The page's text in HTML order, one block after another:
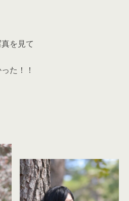
を見て
た！！